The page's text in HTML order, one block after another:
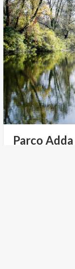
Parco Adda